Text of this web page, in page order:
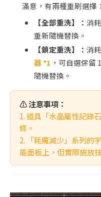
滿意，有兩種重刷選擇：
【全部重洗】： 消耗
重新隨機替換。
【鎖定重洗】： 消耗
器 *1 ，可自選保留
隨機替換。
⚠️ 注意事項：
1. 道具「水晶屬性記錄石
條。
2. 「耗魔減少」系列的
能面板上，但實際施放